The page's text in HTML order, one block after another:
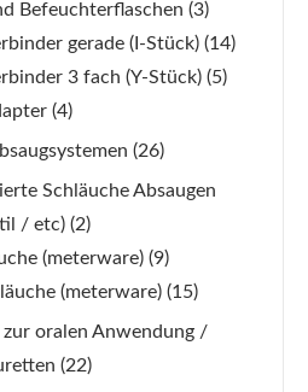
Befeuchterflaschen (3)
gerade (I-Stück) (14)
3 fach (Y-Stück) (5)
(4)
(26)
Schläuche Absaugen
/ etc) (2)
(meterware) (9)
(meterware) (15)
zur oralen Anwendung /
(22)